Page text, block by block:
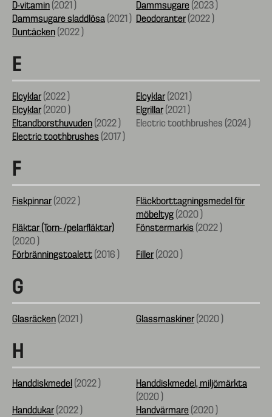
D-vitamin (2021 ) Dammsugare (2023 )
Dammsugare sladdlösa (2021 ) Deodoranter (2022 )
Duntäcken (2022 )
E
Elcyklar (2022 ) Elcyklar (2021 )
Elcyklar (2020 ) Elgrillar (2021 )
Eltandborsthuvuden (2022 ) Electric toothbrushes (2024 )
Electric toothbrushes (2017 )
F
Fiskpinnar (2022 )
Fläckborttagningsmedel för
möbeltyg (2020 )
Fläktar (Torn- /pelarfläktar)
(2020 )
Fönstermarkis (2022 )
Förbränningstoalett (2016 ) Filler (2020 )
G
Glasräcken (2021 ) Glassmaskiner (2020 )
H
Handdiskmedel (2022 )
Handdiskmedel, miljömärkta
(2020 )
Handdukar (2022 ) Handvärmare (2020 )